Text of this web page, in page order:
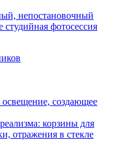
непостановочный
фотосессия
освещение, создающее
корзины для
отражения в стекле